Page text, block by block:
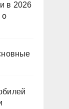
в 2026
о